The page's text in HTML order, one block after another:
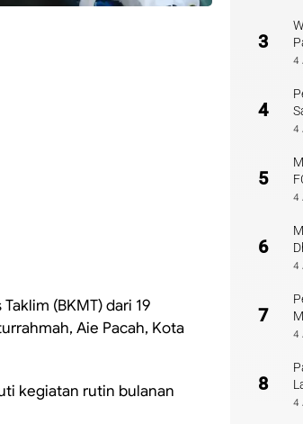
(BKMT) dari 19
Aie Pacah, Kota
kegiatan rutin bulanan
3
4
4
4
5
4
6
4
7
4
8
4